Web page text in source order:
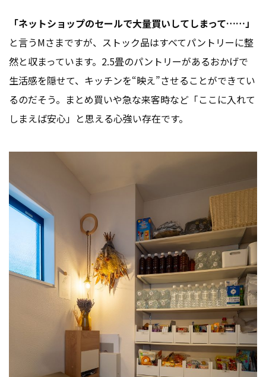
「ネットショップのセールで大量買いしてしまって……」
と言うMさまですが、ストック品はすべてパントリーに整
然と収まっています。2.5畳のパントリーがあるおかげで
生活感を隠せて、キッチンを“映え”させることができてい
るのだそう。まとめ買いや急な来客時など「ここに入れて
しまえば安心」と思える心強い存在です。